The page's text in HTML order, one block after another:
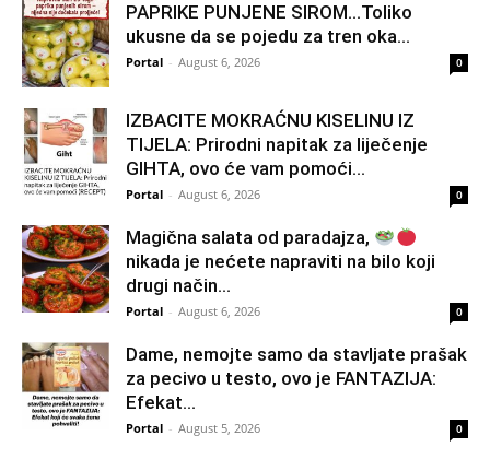
PAPRIKE PUNJENE SIROM…Toliko
ukusne da se pojedu za tren oka…
Portal - August 6, 2026 0
IZBACITE MOKRAĆNU KISELINU IZ
TIJELA: Prirodni napitak za liječenje
GIHTA, ovo će vam pomoći...
Portal - August 6, 2026 0
Magična salata od paradajza,
nikada je nećete napraviti na bilo koji
drugi način…
Portal - August 6, 2026 0
Dame, nemojte samo da stavljate prašak
za pecivo u testo, ovo je FANTAZIJA:
Efekat...
Portal - August 5, 2026 0